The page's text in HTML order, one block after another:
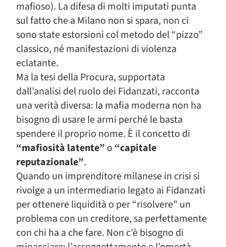
mafioso). La difesa di molti imputati punta
sul fatto che a Milano non si spara, non ci
sono state estorsioni col metodo del “pizzo”
classico, né manifestazioni di violenza
eclatante.
Ma la tesi della Procura, supportata
dall’analisi del ruolo dei Fidanzati, racconta
una verità diversa: la mafia moderna non ha
bisogno di usare le armi perché le basta
spendere il proprio nome. È il concetto di
“mafiosità latente” o “capitale
reputazionale”.
Quando un imprenditore milanese in crisi si
rivolge a un intermediario legato ai Fidanzati
per ottenere liquidità o per “risolvere” un
problema con un creditore, sa perfettamente
con chi ha a che fare. Non c’è bisogno di